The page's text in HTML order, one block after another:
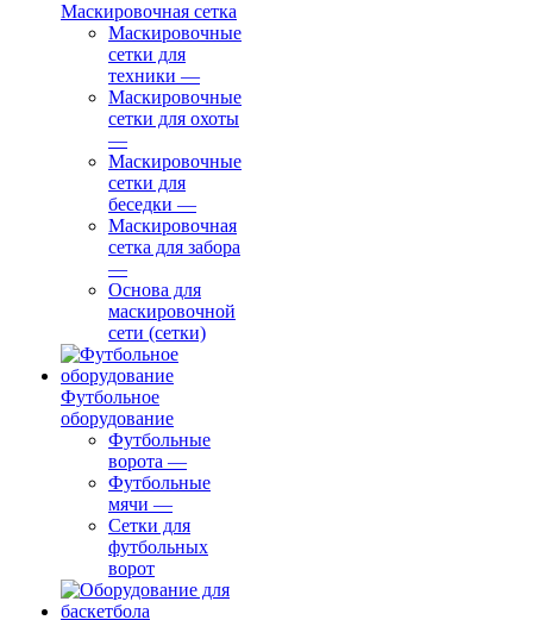
Маскировочная сетка
Маскировочные
сетки для
техники —
Маскировочные
сетки для охоты
—
Маскировочные
сетки для
беседки —
Маскировочная
сетка для забора
—
Основа для
маскировочной
сети (сетки)
Футбольное
оборудование
Футбольные
ворота —
Футбольные
мячи —
Сетки для
футбольных
ворот